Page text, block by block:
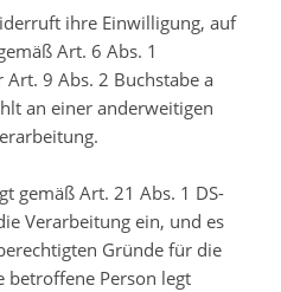
ihre Einwilligung, auf
Art. 6 Abs. 1
Art. 9 Abs. 2 Buchstabe a
an einer anderweitigen
gemäß Art. 21 Abs. 1 DS-
Verarbeitung ein, und es
Gründe für die
betroffene Person legt